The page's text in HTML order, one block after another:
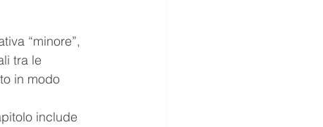
“minore”,
tra le
in modo
include